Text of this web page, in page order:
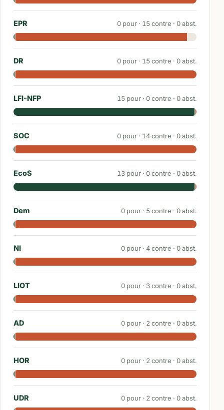
EPR 0 pour · 15contre · 0abst.
DR 0 pour · 15contre · 0abst.
LFI-NFP 15 pour · 0contre · 0abst.
SOC 0 pour · 14contre · 0abst.
EcoS 13 pour · 0contre · 0abst.
Dem 0 pour · 5contre · 0abst.
NI 0 pour · 4contre · 0abst.
LIOT 0 pour · 3contre · 0abst.
AD 0 pour · 2 contre · 0abst.
HOR 0 pour · 2 contre · 0abst.
UDR 0 pour · 2 contre · 0abst.